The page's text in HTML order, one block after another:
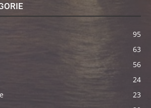
95
63
56
24
23